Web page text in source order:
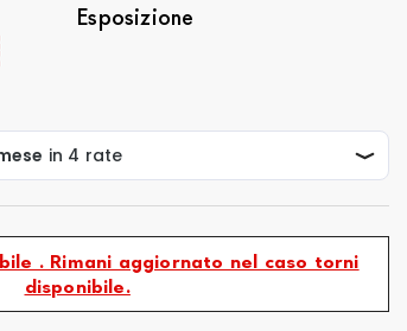
Esposizione
. Rimani aggiornato nel caso torni
disponibile.